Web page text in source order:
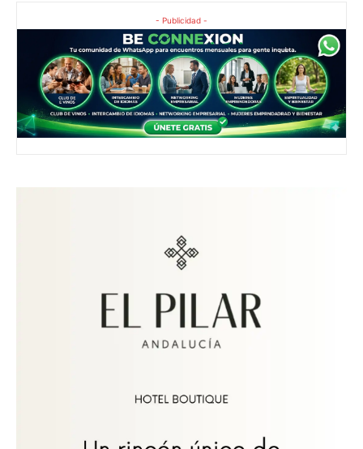
- Publicidad -